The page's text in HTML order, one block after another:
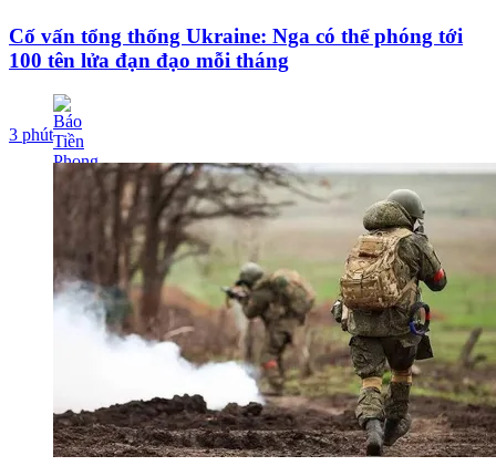
Cố vấn tổng thống Ukraine: Nga có thể phóng tới
100 tên lửa đạn đạo mỗi tháng
3 phút